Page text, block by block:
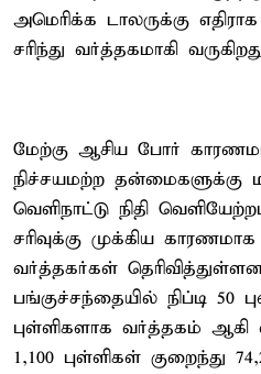
அமெரிக்க டாலருக்கு
சரிந்து வர்த்தகமாகி
மேற்கு ஆசிய போர்
நிச்சயமற்ற தன்மைகளுக்கு
வெளிநாட்டு நிதி
சரிவுக்கு முக்கிய
வர்த்தகர்கள்
பங்குச்சந்தையில் நிப்டி 50
புள்ளிகளாக வர்த்தகம் ஆகி
1,100 புள்ளிகள் குறைந்து